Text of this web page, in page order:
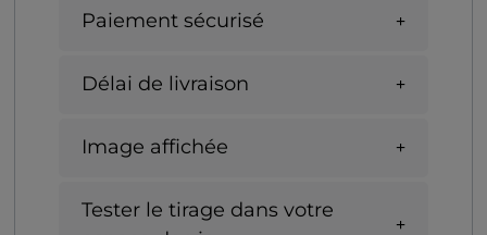
Paiement sécurisé
Délai de livraison
Image affichée
Tester le tirage dans votre